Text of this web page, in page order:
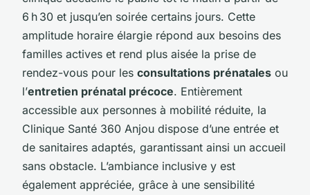
6 h 30 et jusqu’en soirée certains jours. Cette
amplitude horaire élargie répond aux besoins des
familles actives et rend plus aisée la prise de
rendez-vous pour les consultations prénatales ou
l’entretien prénatal précoce. Entièrement
accessible aux personnes à mobilité réduite, la
Clinique Santé 360 Anjou dispose d’une entrée et
de sanitaires adaptés, garantissant ainsi un accueil
sans obstacle. L’ambiance inclusive y est
également appréciée, grâce à une sensibilité